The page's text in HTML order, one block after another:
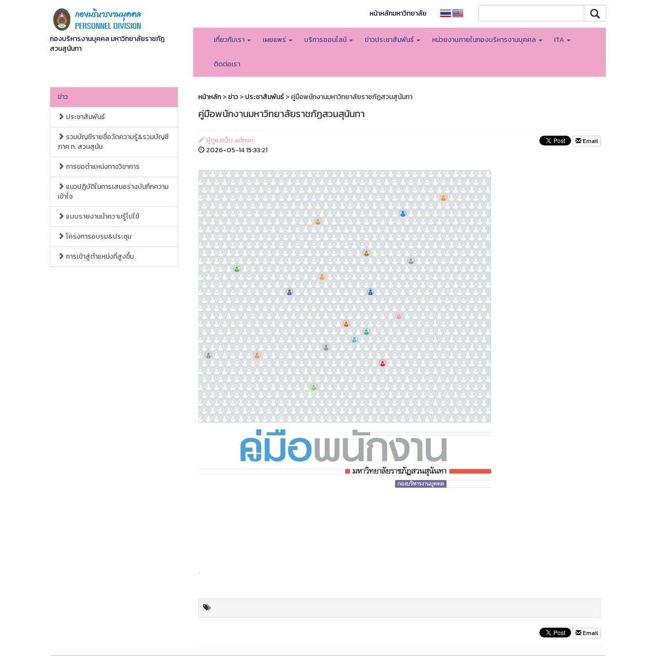
กองบริหารงานบุคคล มหาวิทยาลัยราชภัฏ
สวนสุนันทา
หน้าหลักมหาวิทยาลัย
เกี่ยวกับเรา เผยแพร่ บริการออนไลน์ ข่าวประชาสัมพันธ์ หน่วยงานภายในกองบริหารงานบุคคล ITA
ติดต่อเรา
ข่าว
ประชาสัมพันธ์
รวมบัญชีรายชื่อวัดความรู้&รวมบัญชี
ภาค ก. สวนสุนัน
การขอตำแหน่งทางวิชาการ
แนวปฏิบัติในการเสนอร่างบันทึกความ
เข้าใจ
แบบรายงานนำความรู้ไปใช้
โครงการอบรม&ประชุม
การเข้าสู่ตำแหน่งที่สูงขึ้น
หน้าหลัก>ข่าว>ประชาสัมพันธ์> คู่มือพนักงานมหาวิทยาลัยราชภัฏสวนสุนันทา
คู่มือพนักงานมหาวิทยาลัยราชภัฏสวนสุนันทา
ผู้ดูแลเว็บ admin
2026-05-14 15:33:21
Email
Email